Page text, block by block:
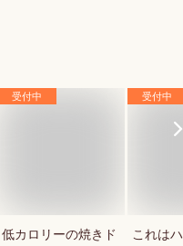
受付中
低カロリーの焼きド
受付中
これは